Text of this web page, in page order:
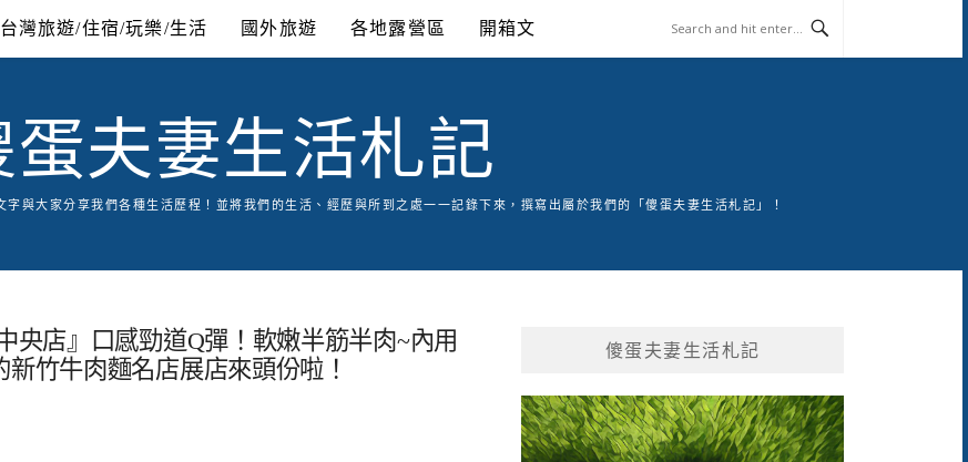
台灣旅遊/住宿/玩樂/生活 國外旅遊 各地露營區 開箱文
蛋夫妻生活札記
與大家分享我們各種生活歷程！並將我們的生活、經歷與所到之處一一記錄下來，撰寫出屬於我們的「傻蛋夫妻生活札記」！
央店』口感勁道Q彈！軟嫩半筋半肉~內用
竹牛肉麵名店展店來頭份啦！
傻蛋夫妻生活札記